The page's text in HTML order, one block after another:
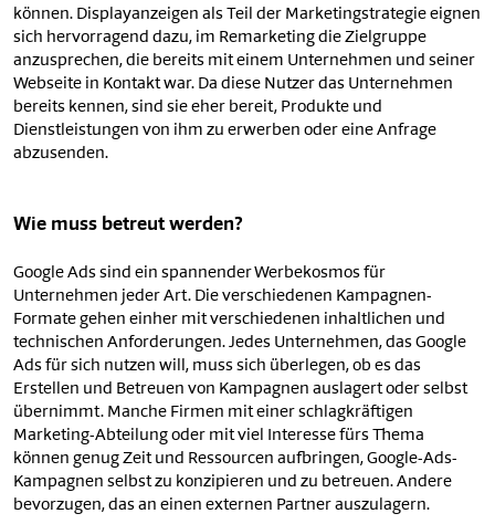
können. Displayanzeigen als Teil der Marketingstrategie eignen
sich hervorragend dazu, im Remarketing die Zielgruppe
anzusprechen, die bereits mit einem Unternehmen und seiner
Webseite in Kontakt war. Da diese Nutzer das Unternehmen
bereits kennen, sind sie eher bereit, Produkte und
Dienstleistungen von ihm zu erwerben oder eine Anfrage
abzusenden.
Wie muss betreut werden?
Google Ads sind ein spannender Werbekosmos für
Unternehmen jeder Art. Die verschiedenen Kampagnen-
Formate gehen einher mit verschiedenen inhaltlichen und
technischen Anforderungen. Jedes Unternehmen, das Google
Ads für sich nutzen will, muss sich überlegen, ob es das
Erstellen und Betreuen von Kampagnen auslagert oder selbst
übernimmt. Manche Firmen mit einer schlagkräftigen
Marketing-Abteilung oder mit viel Interesse fürs Thema
können genug Zeit und Ressourcen aufbringen, Google-Ads-
Kampagnen selbst zu konzipieren und zu betreuen. Andere
bevorzugen, das an einen externen Partner auszulagern.